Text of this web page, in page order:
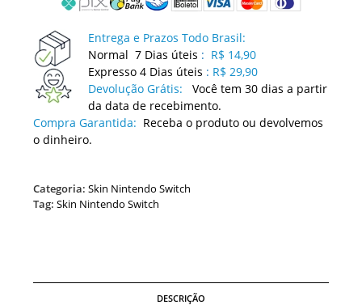
Entrega e Prazos Todo Brasil:
Normal 7 Dias úteis : R$ 14,90
Expresso 4 Dias úteis : R$ 29,90
Devolução Grátis:
Você tem 30 dias a partir
da data de recebimento.
Compra Garantida: Receba o produto ou devolvemos
o dinheiro.
Categoria:Skin Nintendo Switch
Tag:Skin Nintendo Switch
DESCRIÇÃO